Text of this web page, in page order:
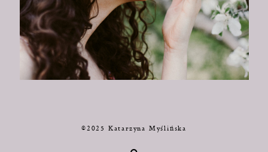
©2025 Katarzyna Myślińska